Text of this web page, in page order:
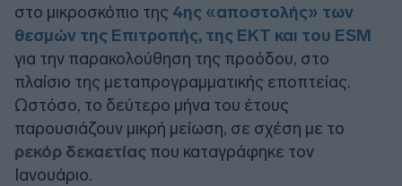
στο μικροσκόπιο της 4ης «αποστολής» των
θεσμών της Επιτροπής, της ΕΚΤ και του ESM
για την παρακολούθηση της προόδου, στο
πλαίσιο της μεταπρογραμματικής εποπτείας.
Ωστόσο, το δεύτερο μήνα του έτους
παρουσιάζουν μικρή μείωση, σε σχέση με το
ρεκόρ δεκαετίας που καταγράφηκε τον
Ιανουάριο.